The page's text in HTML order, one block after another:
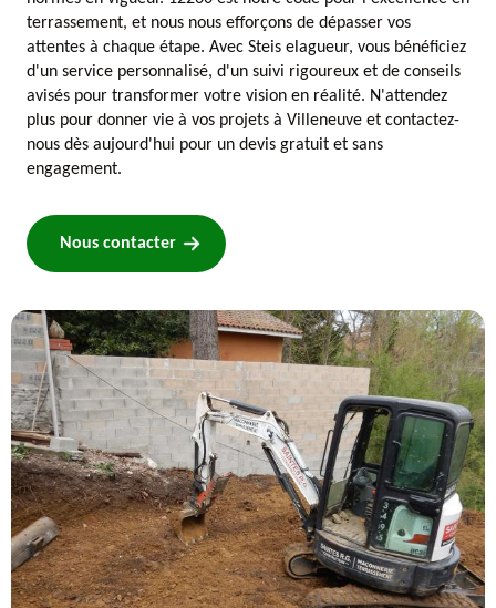
terrassement, et nous nous efforçons de dépasser vos
attentes à chaque étape. Avec Steis elagueur, vous bénéficiez
d'un service personnalisé, d'un suivi rigoureux et de conseils
avisés pour transformer votre vision en réalité. N'attendez
plus pour donner vie à vos projets à Villeneuve et contactez-
nous dès aujourd'hui pour un devis gratuit et sans
engagement.
Nous contacter